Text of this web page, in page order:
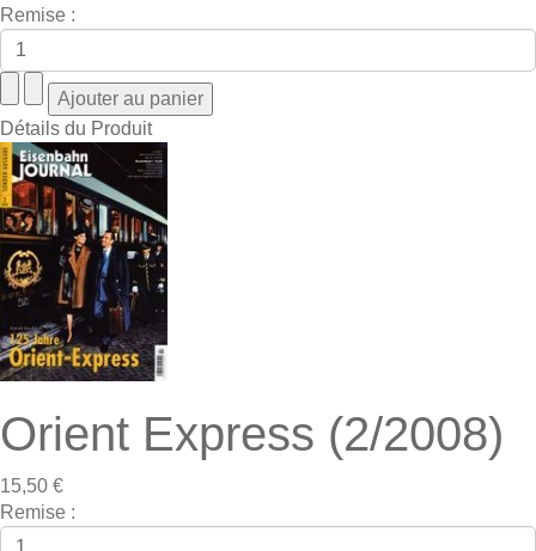
Remise :
Détails du Produit
Orient Express (2/2008)
15,50 €
Remise :